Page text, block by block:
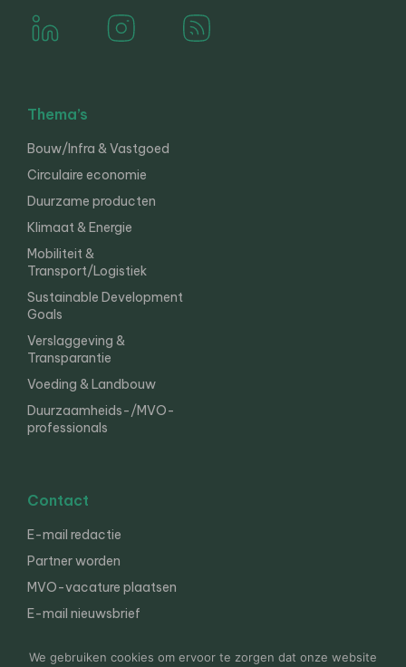
Thema’s
Bouw/Infra & Vastgoed
Circulaire economie
Duurzame producten
Klimaat & Energie
Mobiliteit &
Transport/Logistiek
Sustainable Development
Goals
Verslaggeving &
Transparantie
Voeding & Landbouw
Duurzaamheids-/MVO-
professionals
Contact
E-mail redactie
Partner worden
MVO-vacature plaatsen
E-mail nieuwsbrief
We gebruiken cookies om ervoor te zorgen dat onze website